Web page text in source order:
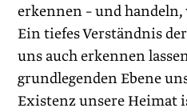
erkennen – und handeln,
Ein tiefes Verständnis
uns auch erkennen
grundlegenden Ebene
Existenz unsere Heimat